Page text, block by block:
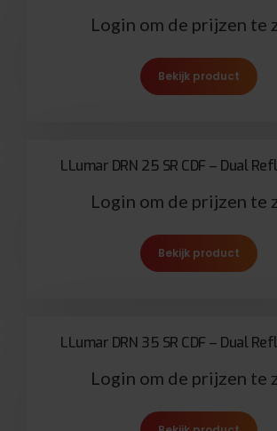
Login om de prijzen te
Bekijk product
LLumar DRN 25 SR CDF – Dual
Login om de prijzen te
Bekijk product
LLumar DRN 35 SR CDF – Dual
Login om de prijzen te